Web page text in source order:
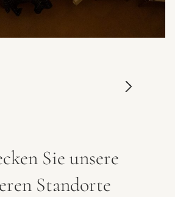
Sie unsere
Standorte